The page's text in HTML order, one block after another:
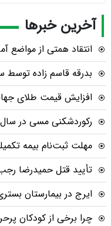
آخرین خبرها
انتقاد همتی از مواضع
بدرقه قاسم زاده
افزایش قیمت طلای جهانی
رکوردشکنی مسی در سال 2026
مهلت ثبت‌نام بیمه
تأیید قتل حمیدرضا
ایرج در بیمارستان
چرا برخی از کودکان